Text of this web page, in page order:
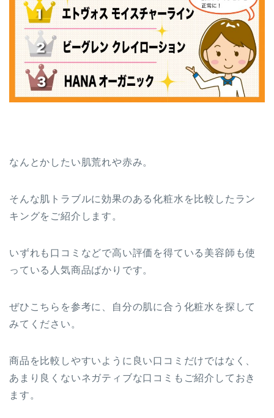
なんとかしたい肌荒れや赤み。
そんな肌トラブルに効果のある化粧水を比較したラン
キングをご紹介します。
いずれも口コミなどで高い評価を得ている美容師も使
っている人気商品ばかりです。
ぜひこちらを参考に、自分の肌に合う化粧水を探して
みてください。
商品を比較しやすいように良い口コミだけではなく、
あまり良くないネガティブな口コミもご紹介しておき
ます。